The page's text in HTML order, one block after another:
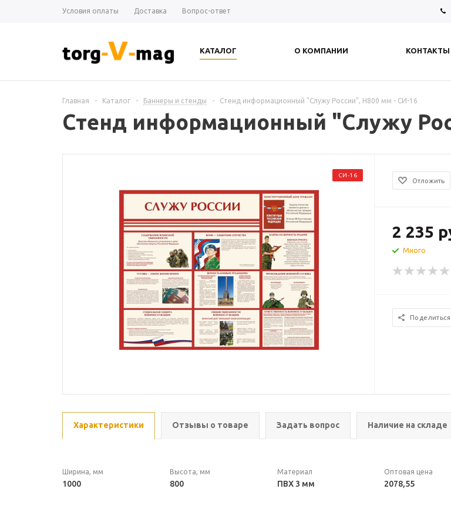
Условия оплаты Доставка Вопрос-ответ
КАТАЛОГ О КОМПАНИИ КОНТАКТЫ
Главная - Каталог - Баннеры и стенды - Стенд информационный "Служу России", H800 мм - СИ-16
Стенд информационный "Служу
СИ-16
Отложить
2 235
Много
Поделиться
Характеристики Отзывы о товаре Задать вопрос Наличие на складе
Ширина, мм
1000
Высота, мм
800
Материал
ПВХ 3 мм
Оптовая цена
2078,55